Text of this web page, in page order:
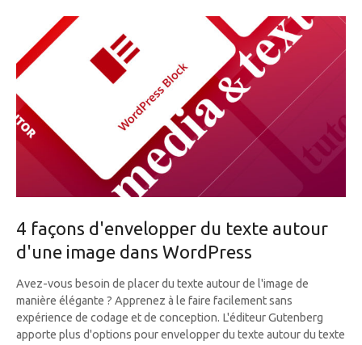
4 façons d'envelopper du texte autour
d'une image dans WordPress
Avez-vous besoin de placer du texte autour de l'image de
manière élégante ? Apprenez à le faire facilement sans
expérience de codage et de conception. L'éditeur Gutenberg
apporte plus d'options pour envelopper du texte autour du texte